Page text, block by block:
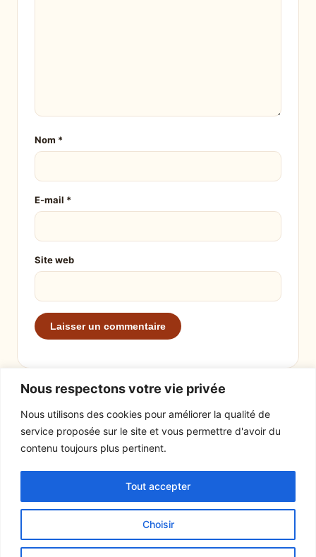
Nous respectons votre vie privée
Nous utilisons des cookies pour améliorer la qualité de
service proposée sur le site et vous permettre d'avoir du
contenu toujours plus pertinent.
Choisir
Tout accepter
Nom *
E-mail *
Site web
Actualités
Mentions légales
© 2026 Tout un fromage